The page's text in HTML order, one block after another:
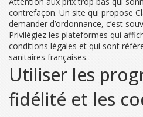
contrefaçon. Un site qui propose
demander d’ordonnance, c’est
Privilégiez les plateformes qui
conditions légales et qui sont
sanitaires françaises.
Utiliser les
fidélité et les